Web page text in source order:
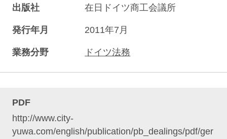
出版社 在日ドイツ商工会議所
発行年月 2011年7月
業務分野 ドイツ法務
PDF
http://www.city-
yuwa.com/english/publication/pb_dealings/pdf/ger